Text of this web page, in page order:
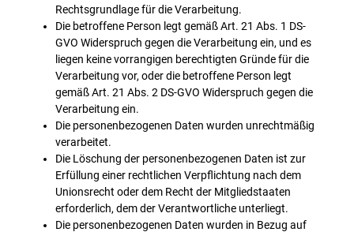
Rechtsgrundlage für die Verarbeitung.
Die betroffene Person legt gemäß Art. 21 Abs. 1 DS-
GVO Widerspruch gegen die Verarbeitung ein, und es
liegen keine vorrangigen berechtigten Gründe für die
Verarbeitung vor, oder die betroffene Person legt
gemäß Art. 21 Abs. 2 DS-GVO Widerspruch gegen die
Verarbeitung ein.
Die personenbezogenen Daten wurden unrechtmäßig
verarbeitet.
Die Löschung der personenbezogenen Daten ist zur
Erfüllung einer rechtlichen Verpflichtung nach dem
Unionsrecht oder dem Recht der Mitgliedstaaten
erforderlich, dem der Verantwortliche unterliegt.
Die personenbezogenen Daten wurden in Bezug auf